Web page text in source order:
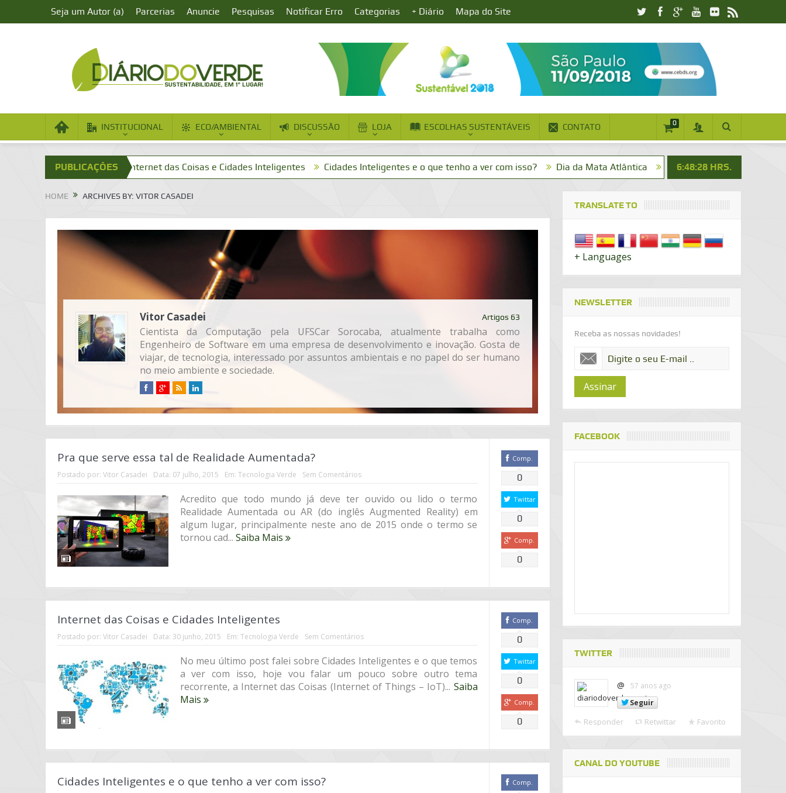
Seja um Autor (a) Parcerias Anuncie Pesquisas Notificar Erro Categorias + Diário Mapa do Site
INSTITUCIONAL ECO/AMBIENTAL DISCUSSÃO LOJA ESCOLHAS SUSTENTÁVEIS CONTATO 0
PUBLICAÇÕES
Aumentada? Internet das Coisas e Cidades Inteligentes Cidades Inteligentes e o que tenho a ver com isso? Dia da Mata Atlântica Bom dia! Vai um cafezinho?
6:48:29 HRS.
HOME ARCHIVES BY: VITOR CASADEI
Vitor Casadei Artigos 63
Cientista da Computação pela UFSCar Sorocaba, atualmente trabalha como
Engenheiro de Software em uma empresa de desenvolvimento e inovação. Gosta de
viajar, de tecnologia, interessado por assuntos ambientais e no papel do ser humano
no meio ambiente e sociedade.
Pra que serve essa tal de Realidade Aumentada?
Postado por: Vitor Casadei Data: 07 julho, 2015 Em: Tecnologia Verde Sem Comentários
Acredito que todo mundo já deve ter ouvido ou lido o termo
Realidade Aumentada ou AR (do inglês Augmented Reality) em
algum lugar, principalmente neste ano de 2015 onde o termo se
tornou cad... Saiba Mais
Comp.
0
Twittar
0
Comp.
0
Internet das Coisas e Cidades Inteligentes
Postado por: Vitor Casadei Data: 30 junho, 2015 Em: Tecnologia Verde Sem Comentários
No meu último post falei sobre Cidades Inteligentes e o que temos
a ver com isso, hoje vou falar um pouco sobre outro tema
recorrente, a Internet das Coisas (Internet of Things – IoT)... Saiba
Mais
Comp.
0
Twittar
0
Comp.
0
Cidades Inteligentes e o que tenho a ver com isso? Comp.
TRANSLATE TO
+ Languages
NEWSLETTER
Receba as nossas novidades!
Assinar
FACEBOOK
TWITTER
@
57 anos ago
Seguir
Responder Retwittar Favorito
CANAL DO YOUTUBE